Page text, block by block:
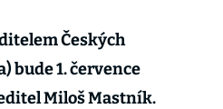
Českých
bude 1. července
Miloš Mastník.